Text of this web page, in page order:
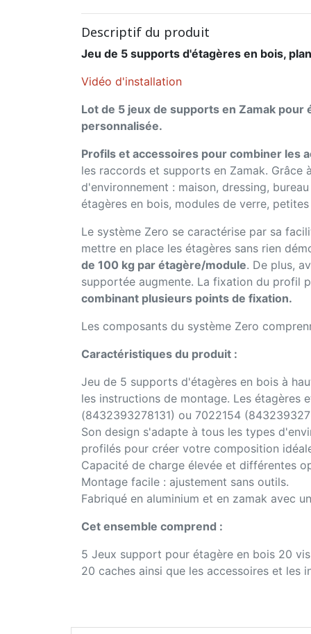
Descriptif du produit
Jeu de 5 supports d'étagères en bois,
Vidéo d'installation
Lot de 5 jeux de supports en Zamak
personnalisée.
Profils et accessoires pour combiner les
les raccords et supports en Zamak.
d'environnement : maison, dressing,
étagères en bois, modules de verre,
Le système Zero se caractérise par sa
mettre en place les étagères sans rien
de 100 kg par étagère/module. De plus,
supportée augmente. La fixation du profil
combinant plusieurs points de fixation.
Les composants du système Zero
Caractéristiques du produit :
Jeu de 5 supports d'étagères en bois à
les instructions de montage. Les étagères
(8432393278131) ou 7022154
Son design s'adapte à tous les types
profilés pour créer votre composition
Capacité de charge élevée et différentes
Montage facile : ajustement sans outils.
Fabriqué en aluminium et en zamak avec
Cet ensemble comprend :
5 Jeux support pour étagère en bois 20
20 caches ainsi que les accessoires et les